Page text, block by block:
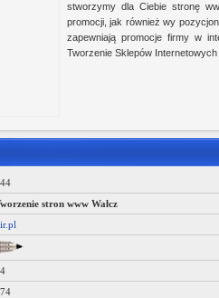
tkanin Łódź.
stworzymy dla Ciebie stronę
promocji, jak również wy
zapewniają promocje firmy w
Tworzenie Sklepów
stron www Wałcz